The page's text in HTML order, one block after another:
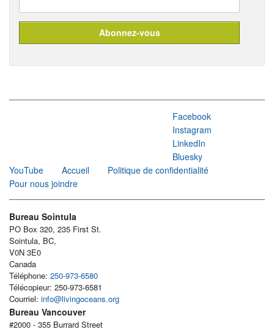
Facebook
Instagram
LinkedIn
Bluesky
YouTube
Accueil
Politique de confidentialité
Pour nous joindre
Bureau Sointula
PO Box 320, 235 First St.
Sointula, BC,
V0N 3E0
Canada
Téléphone: 250-973-6580
Télécopieur: 250-973-6581
Courriel: info@livingoceans.org
Bureau Vancouver
#2000 - 355 Burrard Street